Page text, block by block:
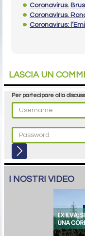
Coronavirus.
Coronavirus.
Coronavirus:
LASCIA UN
Per partecipare alla
I NOSTRI VIDEO